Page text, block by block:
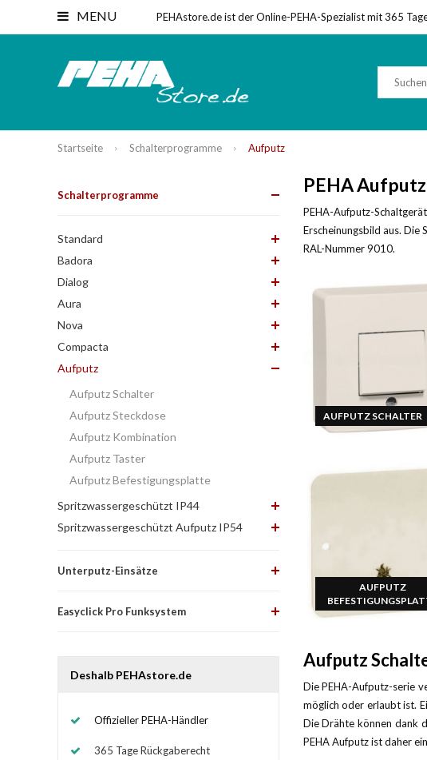
MENU PEHAstore.de ist der Online-PEHA-Spezialist mit 365
Startseite Schalterprogramme Aufputz
Schalterprogramme
Standard
Badora
Dialog
Aura
Nova
Compacta
Aufputz
Aufputz Schalter
Aufputz Steckdose
Aufputz Kombination
Aufputz Taster
Aufputz Befestigungsplatte
Spritzwassergeschützt IP44
Spritzwassergeschützt Aufputz IP54
Unterputz-Einsätze
Easyclick Pro Funksystem
Deshalb PEHAstore.de
Offizieller PEHA-Händler
365 Tage Rückgaberecht
PEHA
PEHA-Aufputz-
Erscheinungsbild aus.
RAL-Nummer 9010.
AUFPUTZ SCHALTER
AUFPUTZ
Aufputz
Die PEHA-Aufputz-serie
möglich oder erlaubt ist.
Die Drähte können dank
PEHA Aufputz ist daher